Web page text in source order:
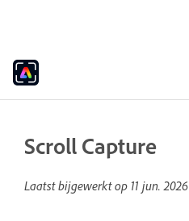
Scroll Capture
Laatst bijgewerkt op 11 jun. 2026